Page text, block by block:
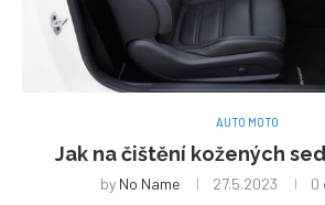
AUTO MOTO
Jak na čištění kožených
by No Name 27.5.2023 0